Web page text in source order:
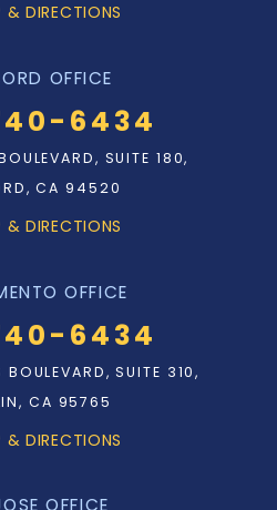
DIRECTIONS
OFFICE
6434
SUITE 180,
CA 94520
DIRECTIONS
OFFICE
6434
SUITE 310,
CA 95765
DIRECTIONS